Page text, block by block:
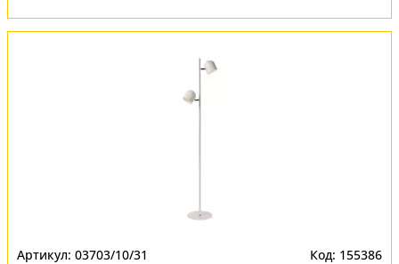
03703/10/31 155386